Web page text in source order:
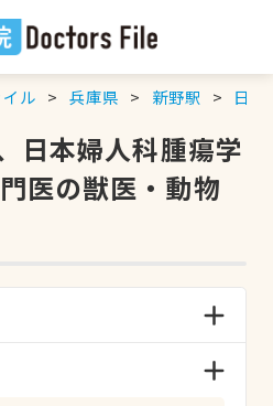
ル 兵庫県 新野駅 日本
日本婦人科腫瘍学
医の獣医・動物